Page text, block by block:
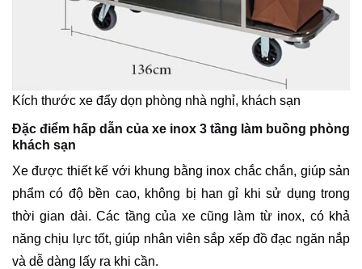
Kích thước xe đẩy dọn phòng nhà nghỉ, khách sạn
Đặc điểm hấp dẫn của xe inox 3 tầng làm buồng phòng
khách sạn
Xe được thiết kế với khung bằng inox chắc chắn, giúp sản
phẩm có độ bền cao, không bị han gỉ khi sử dụng trong
thời gian dài. Các tầng của xe cũng làm từ inox, có khả
năng chịu lực tốt, giúp nhân viên sắp xếp đồ đạc ngăn nắp
và dễ dàng lấy ra khi cần.